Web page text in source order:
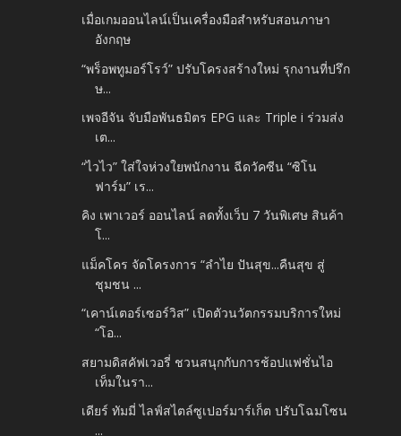
เมื่อเกมออนไลน์เป็นเครื่องมือสำหรับสอนภาษา
อังกฤษ
“พร็อพทูมอร์โรว์” ปรับโครงสร้างใหม่ รุกงานที่ปรึก
ษ...
เพจอีจัน จับมือพันธมิตร EPG และ Triple i ร่วมส่ง
เต...
“ไวไว” ใส่ใจห่วงใยพนักงาน ฉีดวัคซีน “ซิโน
ฟาร์ม” เร...
คิง เพาเวอร์ ออนไลน์ ลดทั้งเว็บ 7 วันพิเศษ สินค้า
โ...
แม็คโคร จัดโครงการ “ลำไย ปันสุข...คืนสุข สู่
ชุมชน ...
“เคาน์เตอร์เซอร์วิส” เปิดตัวนวัตกรรมบริการใหม่
“โอ...
สยามดิสคัฟเวอรี่ ชวนสนุกกับการช้อปแฟชั่นไอ
เท็มในรา...
เดียร์ ทัมมี่ ไลฟ์สไตล์ซูเปอร์มาร์เก็ต ปรับโฉมโซน
...